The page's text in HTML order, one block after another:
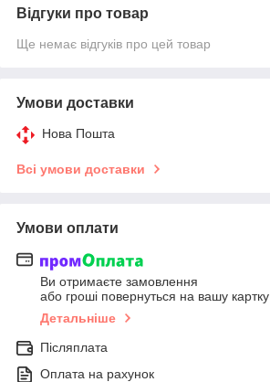
Відгуки про товар
Ще немає відгуків про цей товар
Умови доставки
Нова Пошта
Всі умови доставки
Умови оплати
Ви отримаєте замовлення
або гроші повернуться на вашу картку
Детальніше
Післяплата
Оплата на рахунок